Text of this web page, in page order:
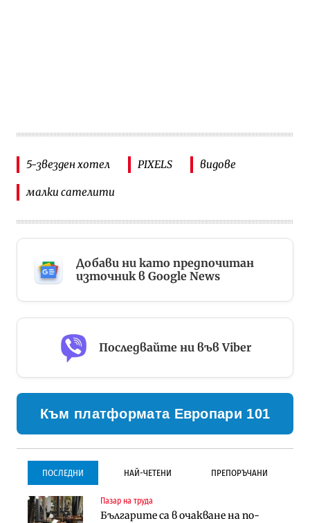
5-звезден хотел PIXELS видове
малки сателити
Добави ни като предпочитан
източник в Google News
Последвайте ни във Viber
Към платформата Европари 101
ПОСЛЕДНИ НАЙ-ЧЕТЕНИ ПРЕПОРЪЧАНИ
Пазар на труда
Българите са в очакване на по-
Градоустройство
Столична община избра
Инфраструктура
Проектирането на тунела под